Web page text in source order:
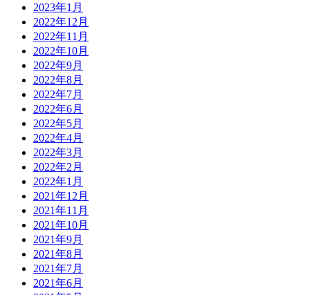
2023年1月
2022年12月
2022年11月
2022年10月
2022年9月
2022年8月
2022年7月
2022年6月
2022年5月
2022年4月
2022年3月
2022年2月
2022年1月
2021年12月
2021年11月
2021年10月
2021年9月
2021年8月
2021年7月
2021年6月